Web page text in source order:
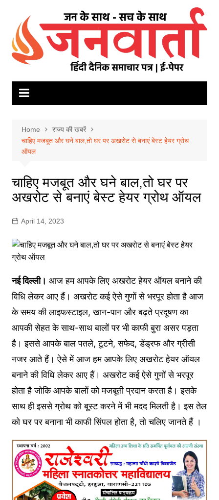
content
Home
राज्य की खबरें
चाहिए मजबूत और घने बाल,तो घर पर अखरोट से बनाएं बेस्ट हेयर ग्रोथ
ऑयल
चाहिए मजबूत और घने बाल,तो घर पर
अखरोट से बनाएं बेस्ट हेयर ग्रोथ ऑयल
April 14, 2023
नई दिल्ली। आज हम आपके लिए अखरोट हेयर ऑयल बनाने की
विधि लेकर आए हैं। अखरोट कई ऐसे गुणों से भरपूर होता है आज
के समय की लाइफस्टाइल, खान-पान और बढ़ते प्रदूषण का
आपकी सेहत के साथ-साथ बालों पर भी काफी बुरा असर पड़ता
है। इससे आपके बाल पतले, टूटने, सफेद, डेंड्रफ और ग्रीसी
नजर आते हैं। ऐसे में आज हम आपके लिए अखरोट हेयर ऑयल
बनाने की विधि लेकर आए हैं। अखरोट कई ऐसे गुणों से भरपूर
होता है जोकि आपके बालों को मजबूती प्रदान करता है। इसके
साथ ही इससे ग्रोथ को बूस्ट करने में भी मदद मिलती है। इस तेल
को घर पर बनाना भी काफी सिंपल होता है, तो चलिए जानते हैं ।